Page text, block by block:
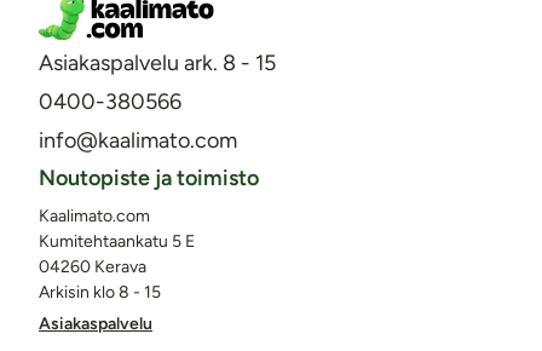
Asiakaspalvelu ark. 8 - 15
0400-380566
info@kaalimato.com
Asiakaspalvelu
Noutopiste ja toimisto
Kaalimato.com
Kumitehtaankatu 5 E
04260 Kerava
Arkisin klo 8 - 15